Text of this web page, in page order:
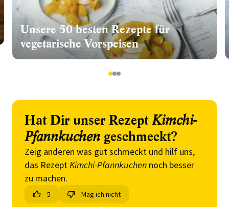
Unsere 50 besten Rezepte für
vegetarische Vorspeisen
123
Hat Dir unser Rezept Kimchi-
Pfannkuchen geschmeckt?
Zeig anderen was gut schmeckt und hilf uns,
das RezeptKimchi-Pfannkuchen noch besser
zu machen.
5 Mag ich nicht